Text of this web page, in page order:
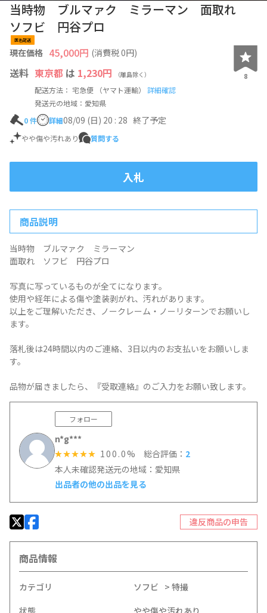
当時物 ブルマァク ミラーマン 面取れ
ソフビ 円谷プロ
匿名配送
現在価格 45,000円 (消費税0円)
8
送料 東京都 は 1,230円 （離島除く）
配送方法： 宅急便 （ヤマト運輸） 詳細確認
発送元の地域：愛知県
0件 詳細08/09 (日) 20 : 28 終了予定
やや傷や汚れあり 質問する
入札
商品説明
当時物 ブルマァク ミラーマン
面取れ ソフビ 円谷プロ
写真に写っているものが全てになります。
使用や経年による傷や塗装剥がれ、汚れがあります。
以上をご理解いただき、ノークレーム・ノーリターンでお願いし
ます。
落札後は24時間以内のご連絡、3日以内のお支払いをお願いしま
す。
品物が届きましたら、『受取連絡』のご入力をお願い致します。
フォロー
n*g***
☆☆☆☆☆ 100.0% 総合評価： 2
本人未確認発送元の地域：愛知県
出品者の他の出品を見る
違反商品の申告
商品情報
カテゴリ ソフビ
特撮